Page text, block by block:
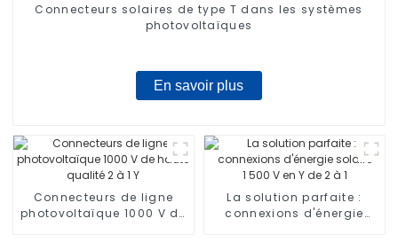
Connecteurs solaires de type T dans les systèmes
photovoltaïques
En savoir plus
Connecteurs de ligne
photovoltaïque 1000 V de
La solution parfaite :
connexions d'énergie